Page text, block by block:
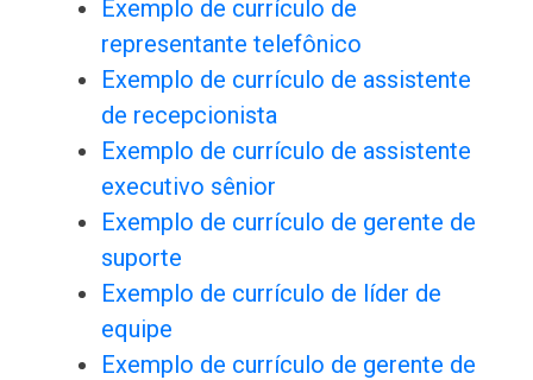
Exemplo de currículo de
representante telefônico
Exemplo de currículo de assistente
de recepcionista
Exemplo de currículo de assistente
executivo sênior
Exemplo de currículo de gerente de
suporte
Exemplo de currículo de líder de
equipe
Exemplo de currículo de gerente de